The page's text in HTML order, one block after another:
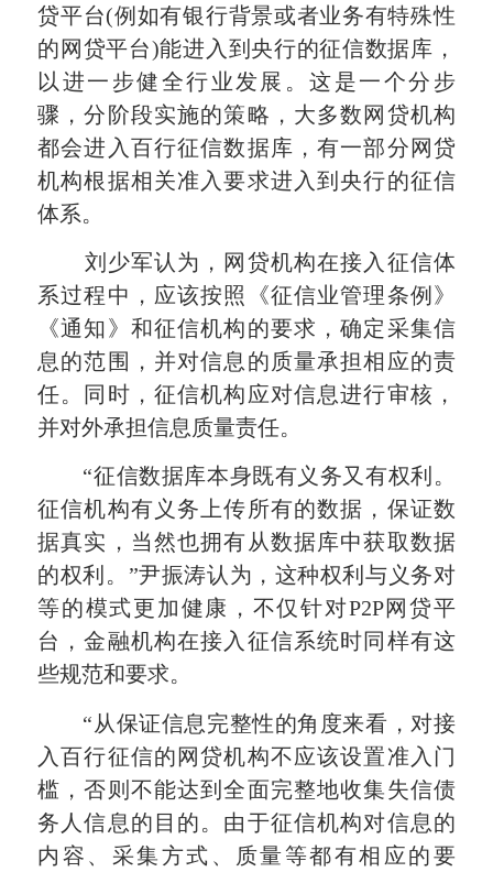
贷平台(例如有银行背景或者业务有特殊性
的网贷平台)能进入到央行的征信数据库，
以进一步健全行业发展。这是一个分步
骤，分阶段实施的策略，大多数网贷机构
都会进入百行征信数据库，有一部分网贷
机构根据相关准入要求进入到央行的征信
体系。
刘少军认为，网贷机构在接入征信体
系过程中，应该按照《征信业管理条例》
《通知》和征信机构的要求，确定采集信
息的范围，并对信息的质量承担相应的责
任。同时，征信机构应对信息进行审核，
并对外承担信息质量责任。
“征信数据库本身既有义务又有权利。
征信机构有义务上传所有的数据，保证数
据真实，当然也拥有从数据库中获取数据
的权利。”尹振涛认为，这种权利与义务对
等的模式更加健康，不仅针对P2P网贷平
台，金融机构在接入征信系统时同样有这
些规范和要求。
“从保证信息完整性的角度来看，对接
入百行征信的网贷机构不应该设置准入门
槛，否则不能达到全面完整地收集失信债
务人信息的目的。由于征信机构对信息的
内容、采集方式、质量等都有相应的要